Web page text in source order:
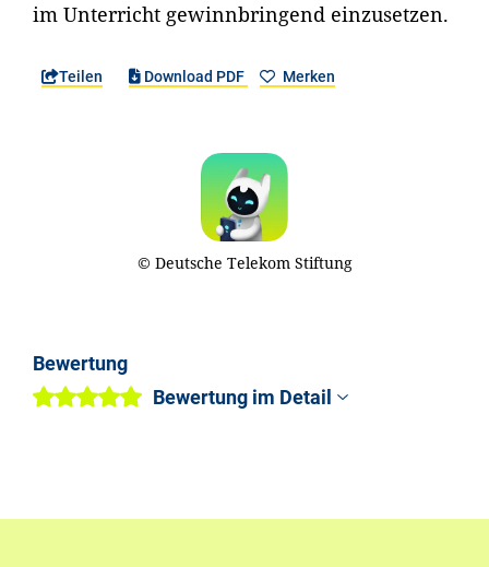
im Unterricht gewinnbringend einzusetzen.
Teilen Download PDF Merken
© Deutsche Telekom Stiftung
Bewertung
Bewertung im Detail